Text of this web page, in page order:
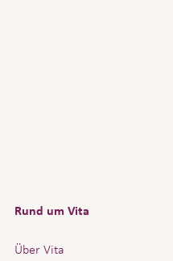
Rund um Vita
Über Vita